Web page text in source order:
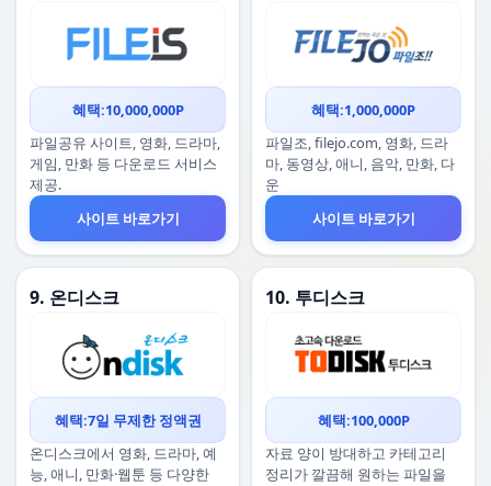
혜택:10,000,000P
파일공유 사이트, 영화, 드라마,
게임, 만화 등 다운로드 서비스
제공.
사이트 바로가기
혜택:1,000,000P
파일조, filejo.com, 영화, 드라
마, 동영상, 애니, 음악, 만화, 다
운
사이트 바로가기
9. 온디스크
혜택:7일 무제한 정액권
온디스크에서 영화, 드라마, 예
능, 애니, 만화·웹툰 등 다양한
10. 투디스크
혜택:100,000P
자료 양이 방대하고 카테고리
정리가 깔끔해 원하는 파일을